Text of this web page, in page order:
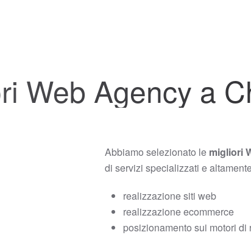
Web Agency a
Abbiamo selezionato le migliori
di servizi specializzati e
realizzazione siti web
realizzazione ecommerce
posizionamento sui motori di